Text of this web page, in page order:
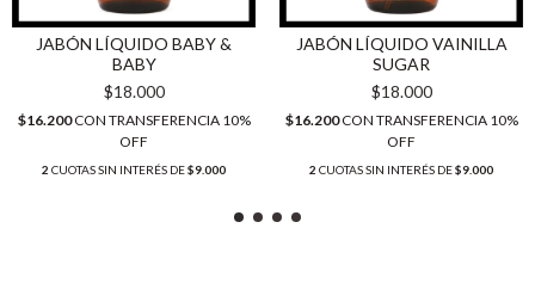
JABÓN LÍQUIDO BABY &
BABY
$18.000
$16.200CON TRANSFERENCIA 10%
OFF
2 CUOTAS SIN INTERÉS DE$9.000
JABÓN LÍQUIDO VAINILLA
SUGAR
$18.000
$16.200CON TRANSFERENCIA 10%
OFF
2 CUOTAS SIN INTERÉS DE$9.000